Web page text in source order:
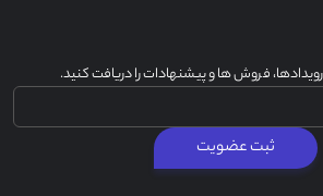
فروش ها و پیشنهادات را دریافت کنید.
ثبت عضویت